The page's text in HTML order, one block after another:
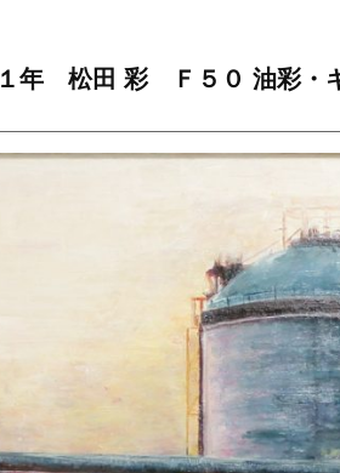
１年 松田 彩 Ｆ５０ 油彩・